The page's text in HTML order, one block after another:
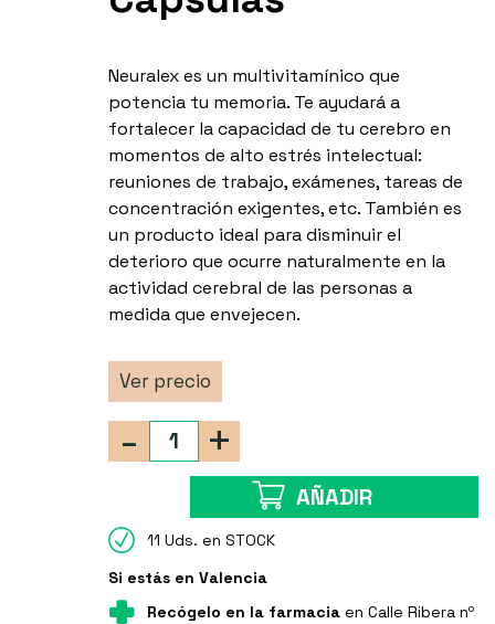
Neuralex es un multivitamínico que
potencia tu memoria. Te ayudará a
fortalecer la capacidad de tu cerebro en
momentos de alto estrés intelectual:
reuniones de trabajo, exámenes, tareas de
concentración exigentes, etc. También es
un producto ideal para disminuir el
deterioro que ocurre naturalmente en la
actividad cerebral de las personas a
medida que envejecen.
Ver precio
+
-
AÑADIR
11 Uds. en STOCK
Si estás en Valencia
Recógelo en la farmacia en Calle Ribera nº